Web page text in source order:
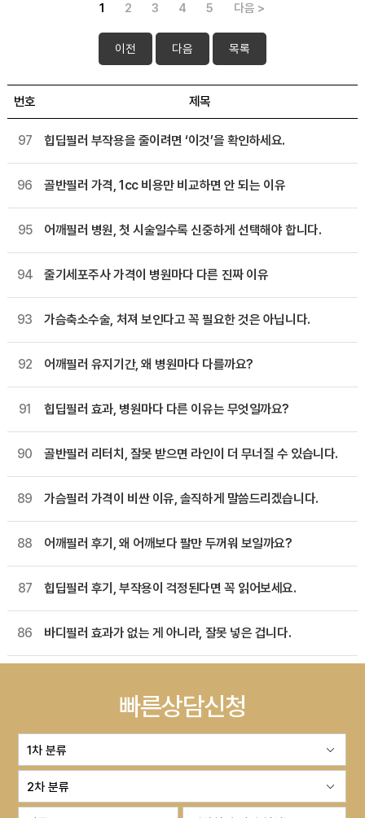
1 2 3 4 5 다음 >
이전 다음 목록
번호 제목
97 힙딥필러 부작용을 줄이려면 ‘이것’을 확인하세요.
96 골반필러 가격, 1cc 비용만 비교하면 안 되는 이유
95 어깨필러 병원, 첫 시술일수록 신중하게 선택해야 합니다.
94 줄기세포주사 가격이 병원마다 다른 진짜 이유
93 가슴축소수술, 처져 보인다고 꼭 필요한 것은 아닙니다.
92 어깨필러 유지기간, 왜 병원마다 다를까요?
91 힙딥필러 효과, 병원마다 다른 이유는 무엇일까요?
90 골반필러 리터치, 잘못 받으면 라인이 더 무너질 수 있습니다.
89 가슴필러 가격이 비싼 이유, 솔직하게 말씀드리겠습니다.
88 어깨필러 후기, 왜 어깨보다 팔만 두꺼워 보일까요?
87 힙딥필러 후기, 부작용이 걱정된다면 꼭 읽어보세요.
86 바디필러 효과가 없는 게 아니라, 잘못 넣은 겁니다.
빠른상담신청